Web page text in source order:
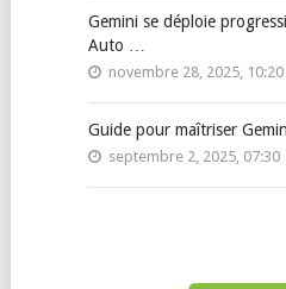
Gemini se déploie
Auto …
novembre 28, 2025, 10:20
Guide pour maîtriser
septembre 2, 2025, 07:30